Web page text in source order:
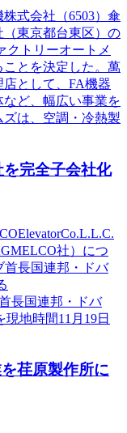
式会社（6503）傘
東京都台東区）の
クトリーオートメ
とを決定した。萬
として、FA機器
ど、幅広い事業を
は、空調・冷熱製
完全子会社化
社）につ
首長国連邦・ドバ
長国連邦・ドバ
地時間11月19日
荏原製作所に